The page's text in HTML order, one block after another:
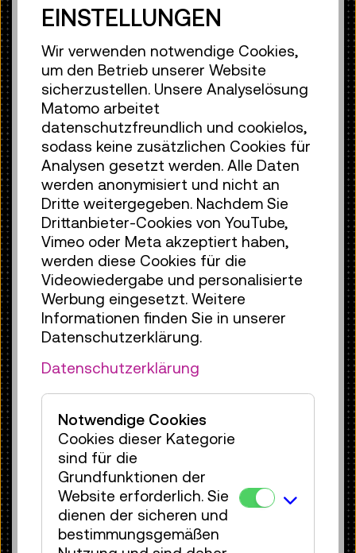
TMW-Metallfedernreifen: Originalfoto aus dem Jahr
1916
© Technisches Museum Wien
Notlösung mit System: Reifen ohne
Gummi
Mit Beginn des Ersten Weltkriegs riss
der Nachschub an Kolonialwaren ab.
Gummi wurde knapp und unterstand
bald der militärischen Kontrolle –
prioritär verwendet für Gasmasken,
Kabelisolierungen und wetterfeste
Kleidung. Für den zivilen Bereich
mussten Alternativen her. Eine davon:
Räder mit Stahlfedern statt
Gummibereifung. Ab 1916 kamen diese
auf Sanitätsfahrzeugen und Fahrrädern
zum Einsatz – eine pragmatische, aber
wenig komfortable Lösung.
Als der Reifen in die
Restaurierungswerkstatt kam, wurde
zunächst dessen Zustand und
technischer Aufbau mit dem Team der
Kurator:innen- und Restaurator:innen in
Augenschein genommen. Das gesamte
Objekt war von einer gleichmäßigen
rotbraunen Schicht sowie einer dicken
EINSTELLUNGEN
Wir verwenden notwendige Cookies,
um den Betrieb unserer Website
sicherzustellen. Unsere Analyselösung
Matomo arbeitet
datenschutzfreundlich und cookielos,
sodass keine zusätzlichen Cookies für
Analysen gesetzt werden. Alle Daten
werden anonymisiert und nicht an
Dritte weitergegeben. Nachdem Sie
Drittanbieter-Cookies von YouTube,
Vimeo oder Meta akzeptiert haben,
werden diese Cookies für die
Videowiedergabe und personalisierte
Werbung eingesetzt. Weitere
Informationen finden Sie in unserer
Datenschutzerklärung.
Datenschutzerklärung
Notwendige Cookies
Cookies dieser Kategorie
sind für die
Grundfunktionen der
Website erforderlich. Sie
dienen der sicheren und
bestimmungsgemäßen